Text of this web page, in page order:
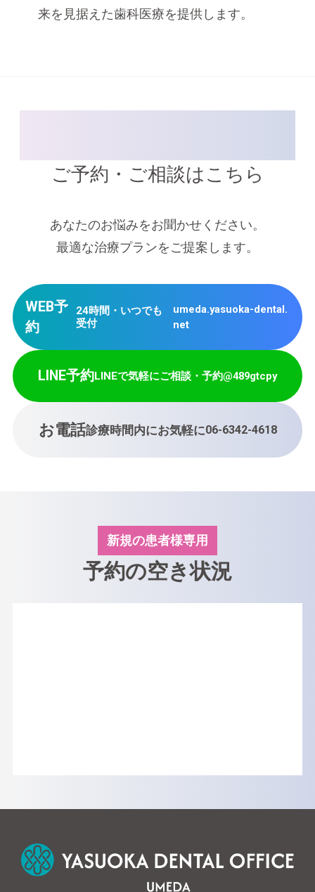
来を見据えた歯科医療を提供します。
ご予約・ご相談はこちら
あなたのお悩みをお聞かせください。
最適な治療プランをご提案します。
WEB予
約
24時間・いつでも
受付
umeda.yasuoka-dental.
net
LINE予約LINEで気軽にご相談・予約@489gtcpy
お電話診療時間内にお気軽に06-6342-4618
新規の患者様専用
予約の空き状況